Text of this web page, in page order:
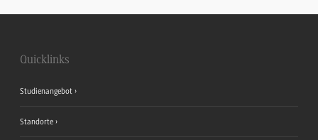
Quicklinks
Studienangebot
Standorte